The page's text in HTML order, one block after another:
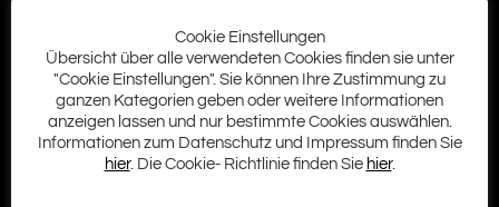
Ground Zero History
Impressum
AGB
Datenschutz
Cookie Richtlinie
Kontakt
Cookie Einstellungen
Übersicht über alle verwendeten Cookies finden sie unter
"Cookie Einstellungen". Sie können Ihre Zustimmung zu
ganzen Kategorien geben oder weitere Informationen
anzeigen lassen und nur bestimmte Cookies auswählen.
Informationen zum Datenschutz und Impressum finden Sie
hier. Die Cookie- Richtlinie finden Sie hier.